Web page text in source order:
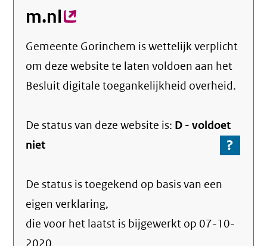
m.nl(externe
link)
Gemeente Gorinchem is wettelijk verplicht
om deze website te laten voldoen aan het
Besluit digitale toegankelijkheid overheid.
De status van dezewebsite is: D -voldoet
niet
?
Ga
over
De status is toegekend op basis van een
eigen verklaring,
die voor het laatst is bijgewerkt op 07-10-